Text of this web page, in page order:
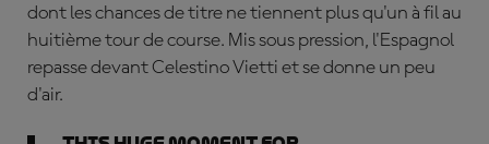
dont les chances de titre ne tiennent plus qu'un à fil au
huitième tour de course. Mis sous pression, l'Espagnol
repasse devant Celestino Vietti et se donne un peu
d'air.